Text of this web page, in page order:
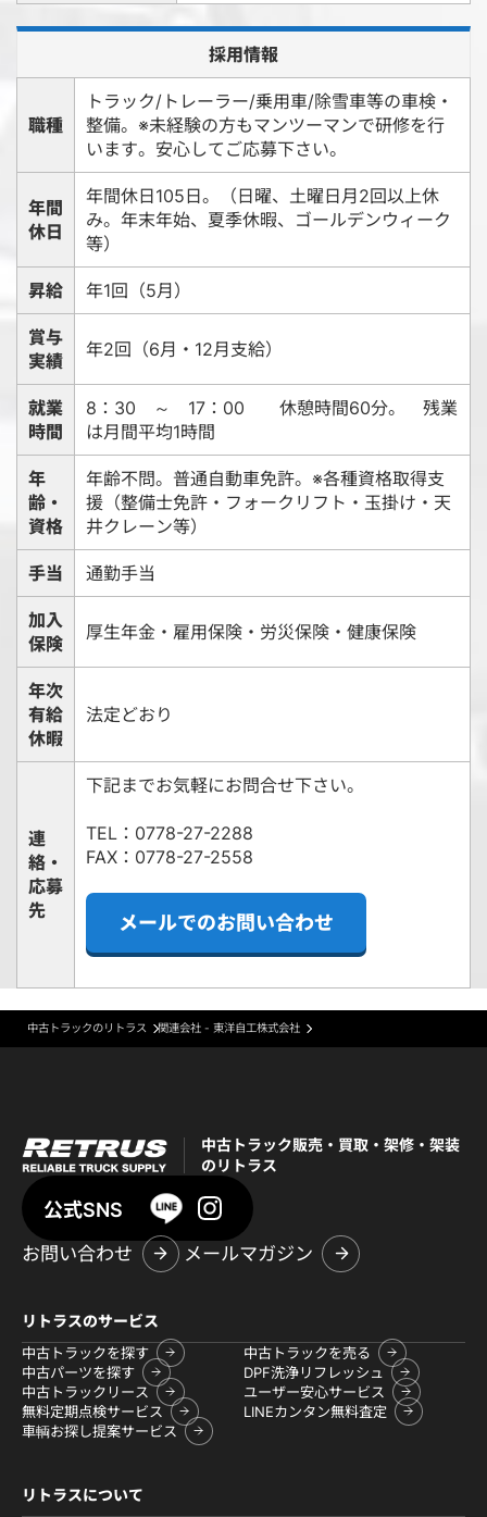
採用情報
職種
トラック/トレーラー/乗用車/除雪車等の車検・
整備。※未経験の方もマンツーマンで研修を行
います。安心してご応募下さい。
年間
休日
年間休日105日。（日曜、土曜日月2回以上休
み。年末年始、夏季休暇、ゴールデンウィーク
等）
昇給 年1回（5月）
賞与
実績
年2回（6月・12月支給）
就業
時間
8：30 ～ 17：00 休憩時間60分。 残業
は月間平均1時間
年
齢・
資格
年齢不問。普通自動車免許。※各種資格取得支
援（整備士免許・フォークリフト・玉掛け・天
井クレーン等）
手当 通勤手当
加入
保険
厚生年金・雇用保険・労災保険・健康保険
年次
有給
休暇
法定どおり
連
絡・
応募
先
下記までお気軽にお問合せ下さい。
TEL：0778-27-2288
FAX：0778-27-2558
メールでのお問い合わせ
中古トラックのリトラス 関連会社 - 東洋自工株式会社
中古トラック販売・買取・架修・架装
のリトラス
公式SNS
お問い合わせ
メールマガジン
リトラスのサービス
中古トラックを探す
中古トラックを売る
中古パーツを探す
DPF洗浄リフレッシュ
中古トラックリース
ユーザー安心サービス
無料定期点検サービス
LINEカンタン無料査定
車輌お探し提案サービス
リトラスについて